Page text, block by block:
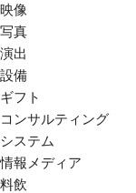
映像
写真
演出
設備
ギフト
コンサルティング
システム
情報メディア
料飲